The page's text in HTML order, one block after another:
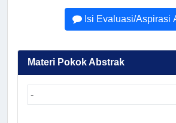
Isi Evaluasi/Aspirasi
Materi Pokok Abstrak
-